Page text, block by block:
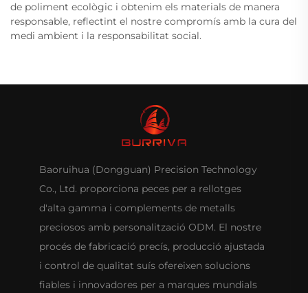
de poliment ecològic i obtenim els materials de manera
responsable, reflectint el nostre compromís amb la cura del
medi ambient i la responsabilitat social.
Baoruihua (Dongguan) Precision Technology
Co., Ltd. proporciona peces per a rellotges
d'alta gamma i complements de metalls
preciosos amb personalització ODM. El nostre
procés de fabricació precís, producció ajustada
i control de qualitat suís ofereixen solucions
fiables i innovadores per a marques mundials